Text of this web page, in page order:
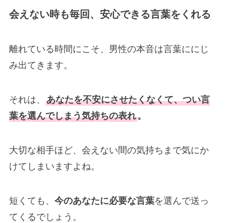
会えない時も毎回、安心できる言葉をくれる
離れている時間にこそ、男性の本音は言葉ににじ
み出てきます。
それは、 あなたを不安にさせたくなくて、つい言
葉を選んでしまう気持ちの表れ。
大切な相手ほど、会えない間の気持ちまで気にか
けてしまいますよね。
短くても、 今のあなたに必要な言葉を選んで送っ
てくるでしょう。